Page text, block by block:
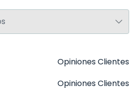
Opiniones Clientes
Opiniones Clientes